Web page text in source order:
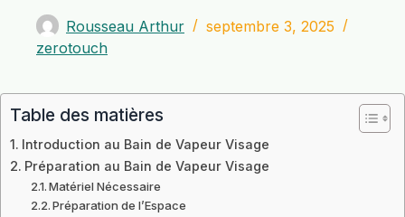
Rousseau Arthur
septembre 3, 2025
zerotouch
Table des matières
Introduction au Bain de Vapeur Visage
Préparation au Bain de Vapeur Visage
Matériel Nécessaire
Préparation de l’Espace